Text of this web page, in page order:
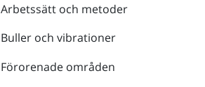
Arbetssätt och metoder
Buller och vibrationer
Förorenade områden